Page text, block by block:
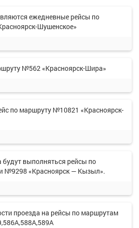
ежедневные рейсы по
Шушенское»
№562 «Красноярск-Шира»
по маршруту №10821 «Красноярск-
выполняться рейсы по
№9298 «Красноярск — Кызыл».
проезда на рейсы по маршрутам